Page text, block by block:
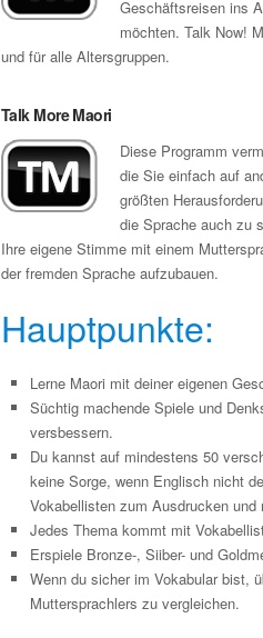
Geschäftsreisen ins
möchten. Talk Now!
und für alle Altersgruppen.
Talk More Maori
Diese Programm
die Sie einfach auf
größten
die Sprache auch zu
Ihre eigene Stimme mit einem
der fremden Sprache aufzubauen.
Hauptpunkte:
Lerne Maori mit deiner eigenen
Süchtig machende Spiele und
versbessern.
Du kannst auf mindestens 50
keine Sorge, wenn Englisch nicht
Vokabellisten zum Ausdrucken und
Jedes Thema kommt mit
Erspiele Bronze-, Siiber- und
Wenn du sicher im Vokabular bist,
Muttersprachlers zu vergleichen.